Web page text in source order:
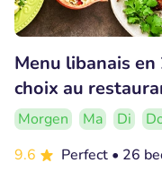
Menu libanais
choix au
Morgen Ma Di
9.6
Perfect • 26